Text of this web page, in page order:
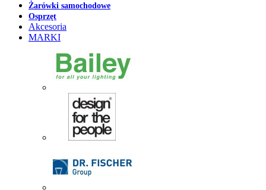
Żarówki samochodowe
Osprzęt
Akcesoria
MARKI